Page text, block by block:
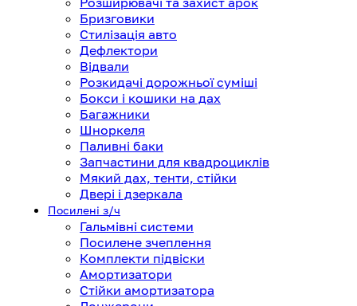
Бризговики
Стилізація авто
Дефлектори
Відвали
Розкидачі дорожньої суміші
Бокси і кошики на дах
Багажники
Шноркеля
Паливні баки
Запчастини для квадроциклів
Мякий дах, тенти, стійки
Двері і дзеркала
Посилені з/ч
Гальмівні системи
Посилене зчеплення
Комплекти підвіски
Амортизатори
Стійки амортизатора